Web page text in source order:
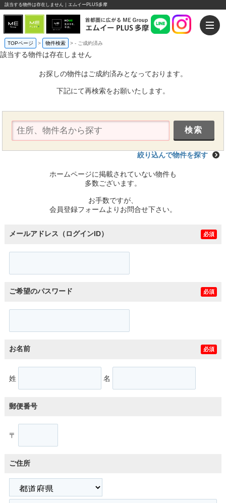
該当する物件は存在しません｜エムイーPLUS多摩
TOPページ > 物件検索 >- ご成約済み
該当する物件は存在しません
お探しの物件はご成約済みとなっております。
下記にて再検索をお願いたします。
絞り込んで物件を探す
ホームページに掲載されていない物件も
多数ございます。
お手数ですが、
会員登録フォームよりお問合せ下さい。
メールアドレス（ログインID） 必須
ご希望のパスワード 必須
お名前 必須
姓 名
郵便番号
〒
ご住所